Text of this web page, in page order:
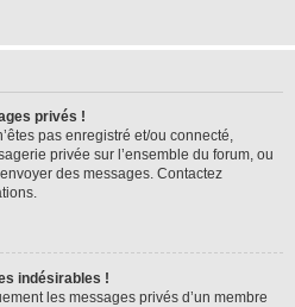
privés !
pas enregistré et/ou connecté,
privée sur l’ensemble du forum, ou
des messages. Contactez
indésirables !
les messages privés d’un membre